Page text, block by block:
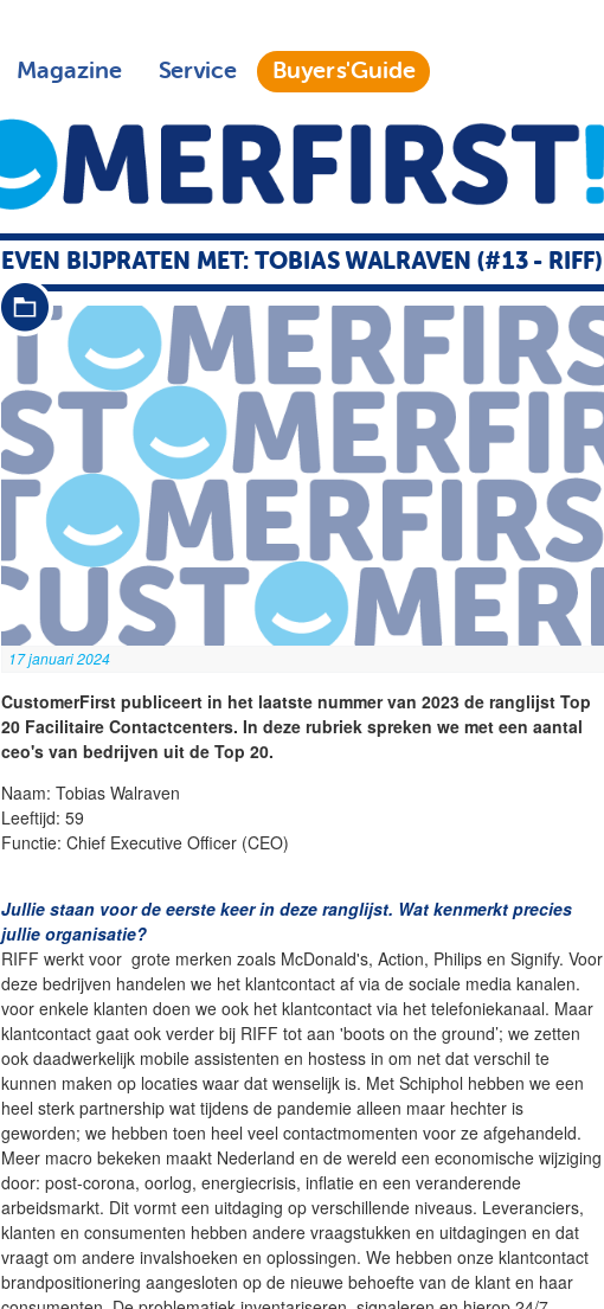
Magazine Service Buyers'Guide
EVEN BIJPRATEN MET: TOBIAS WALRAVEN (#13 - RIFF)
17 januari 2024
CustomerFirst publiceert in het laatste nummer van 2023 de ranglijst Top
20 Facilitaire Contactcenters. In deze rubriek spreken we met een aantal
ceo's van bedrijven uit de Top 20.
Naam: Tobias Walraven
Leeftijd: 59
Functie: Chief Executive Officer (CEO)
Jullie staan voor de eerste keer in deze ranglijst. Wat kenmerkt precies
jullie organisatie?
RIFF werkt voor grote merken zoals McDonald's, Action, Philips en Signify. Voor
deze bedrijven handelen we het klantcontact af via de sociale media kanalen.
voor enkele klanten doen we ook het klantcontact via het telefoniekanaal. Maar
klantcontact gaat ook verder bij RIFF tot aan 'boots on the ground’; we zetten
ook daadwerkelijk mobile assistenten en hostess in om net dat verschil te
kunnen maken op locaties waar dat wenselijk is. Met Schiphol hebben we een
heel sterk partnership wat tijdens de pandemie alleen maar hechter is
geworden; we hebben toen heel veel contactmomenten voor ze afgehandeld.
Meer macro bekeken maakt Nederland en de wereld een economische wijziging
door: post-corona, oorlog, energiecrisis, inflatie en een veranderende
arbeidsmarkt. Dit vormt een uitdaging op verschillende niveaus. Leveranciers,
klanten en consumenten hebben andere vraagstukken en uitdagingen en dat
vraagt om andere invalshoeken en oplossingen. We hebben onze klantcontact
brandpositionering aangesloten op de nieuwe behoefte van de klant en haar